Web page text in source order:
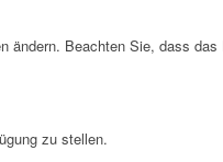
Beachten Sie, dass
zu stellen.